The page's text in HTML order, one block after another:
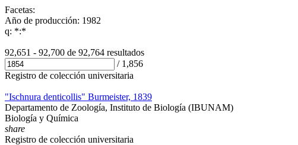
Facetas:
Año de producción: 1982
q: *:*
92,651 - 92,700 de 92,764 resultados
/ 1,856
Registro de colección universitaria
"Ischnura denticollis" Burmeister, 1839
Departamento de Zoología, Instituto de Biología (IBUNAM)
Biología y Química
share
Registro de colección universitaria